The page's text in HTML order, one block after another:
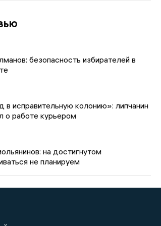
безопасность избирателей в
в исправительную колонию»: липчанин
о работе курьером
на достигнутом
не планируем